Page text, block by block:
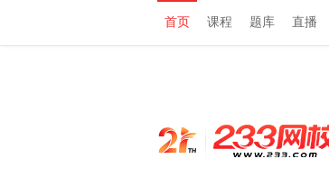
首页 课程 题库 直播
首页 课程 题库 直播